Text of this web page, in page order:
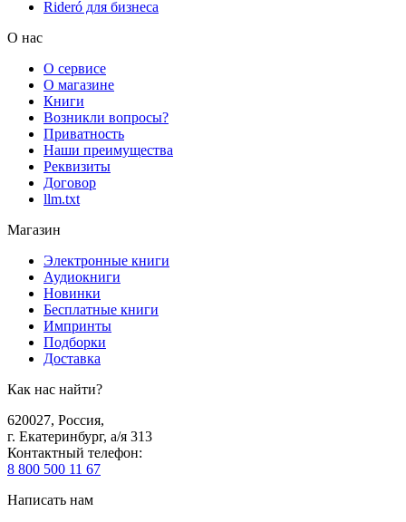
Rideró для бизнеса
О нас
О сервисе
О магазине
Книги
Возникли вопросы?
Приватность
Наши преимущества
Реквизиты
Договор
llm.txt
Магазин
Электронные книги
Аудиокниги
Новинки
Бесплатные книги
Импринты
Подборки
Доставка
Как нас найти?
620027, Россия,
г. Екатеринбург, а/я 313
Контактный телефон:
8 800 500 11 67
Написать нам